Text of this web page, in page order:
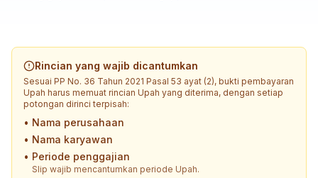
Rincian yang wajib dicantumkan
Sesuai PP No. 36 Tahun 2021 Pasal 53 ayat (2), bukti pembayaran
Upah harus memuat rincian Upah yang diterima, dengan setiap
potongan dirinci terpisah:
• Nama perusahaan
• Nama karyawan
• Periode penggajian
Slip wajib mencantumkan periode Upah.